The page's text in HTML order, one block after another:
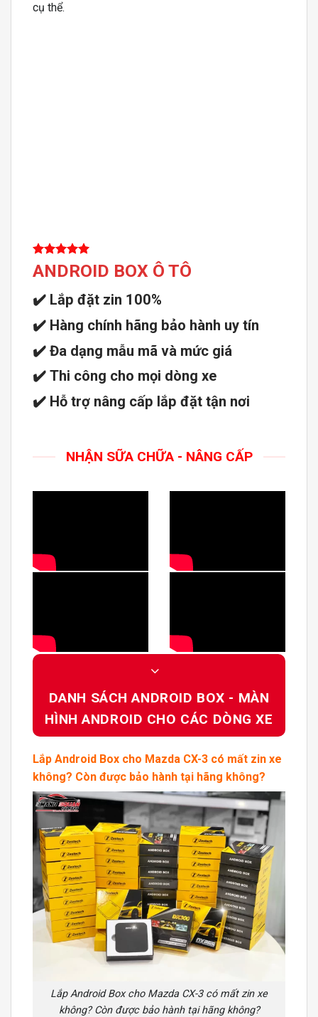
cụ thể.
ANDROID BOX Ô TÔ
✔️ Lắp đặt zin 100%
✔️ Hàng chính hãng bảo hành uy tín
✔️ Đa dạng mẫu mã và mức giá
✔️ Thi công cho mọi dòng xe
✔️ Hỗ trợ nâng cấp lắp đặt tận nơi
NHẬN SỮA CHỮA - NÂNG CẤP
DANH SÁCH ANDROID BOX - MÀN
HÌNH ANDROID CHO CÁC DÒNG XE
Lắp Android Box cho Mazda CX-3 có mất zin xe
không? Còn được bảo hành tại hãng không?
Lắp Android Box cho Mazda CX-3 có mất zin xe
không? Còn được bảo hành tại hãng không?